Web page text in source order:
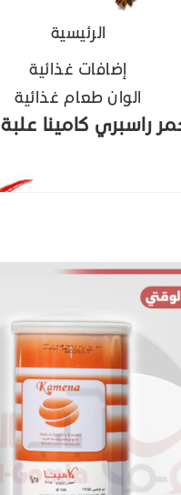
الرئيسية
إضافات غذائية
الوان طعام غذائية
راسبري كامينا علبة 1 ك